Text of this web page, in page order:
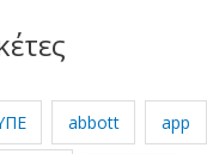
abbott app